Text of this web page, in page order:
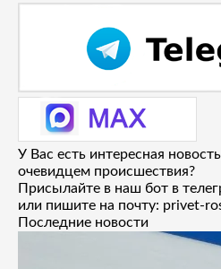
У Вас есть интересная
очевидцем происшествия?
Присылайте в наш бот в
или пишите на почту: privet-
Последние новости